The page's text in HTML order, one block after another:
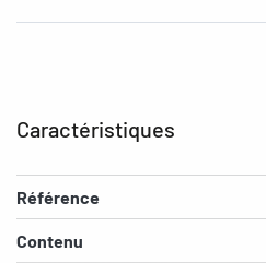
Caractéristiques
Référence
Contenu